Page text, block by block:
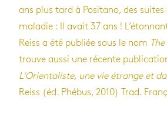
ans plus tard à Positano, des suites
maladie : Il avait 37 ans !
Reiss a été publiée sous le nom
trouve aussi une récente
L’Orientaliste, une vie étrange et
Reiss (éd. Phébus, 2010) Trad.